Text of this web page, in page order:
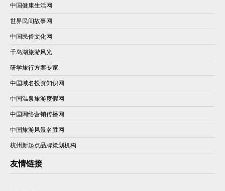
中国健康生活网
世界民间故事网
中国民俗文化网
千岛湖旅游风光
研学旅行方案专家
中国域名投资知识网
中国温泉旅游度假网
中国网络营销传播网
中国旅游风景名胜网
杭州新起点品牌策划机构
友情链接